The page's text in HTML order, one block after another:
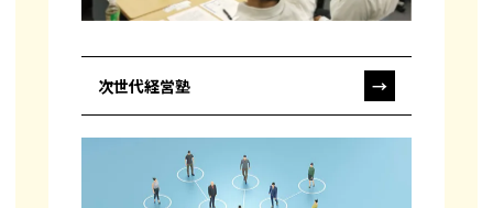
次世代経営塾 →